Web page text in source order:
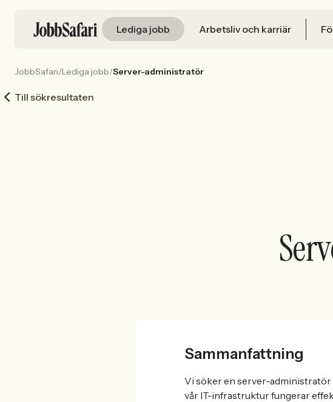
Lediga jobb Arbetsliv och karriär
JobbSafari/Lediga jobb/Server-administratör
Till sökresultaten
Sammanfattning
Vi söker en server-administratör
vår IT-infrastruktur fungerar